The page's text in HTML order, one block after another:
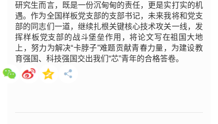
研究生而言，既是一份沉甸甸的责任，更是实打实的机
遇。作为全国样板党支部的支部书记，未来我将和党支
部的同志们一道，继续扎根关键核心技术攻关一线，发
挥样板党支部的战斗堡垒作用，将论文写在祖国大地
上，努力为解决“卡脖子”难题贡献青春力量，为建设教
育强国、科技强国交出我们“芯”青年的合格答卷。